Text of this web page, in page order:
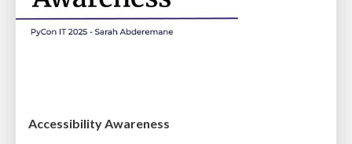
Accessibility Awareness